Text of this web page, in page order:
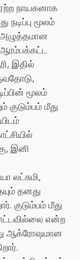
நாயகனாக
மூலம்
அழுத்தமான
இதில்
மூலம்
மீது
இனி
லட்சுமி,
தனது
குடும்பம் மீது
என்ற
ஆக்ரோஷமான